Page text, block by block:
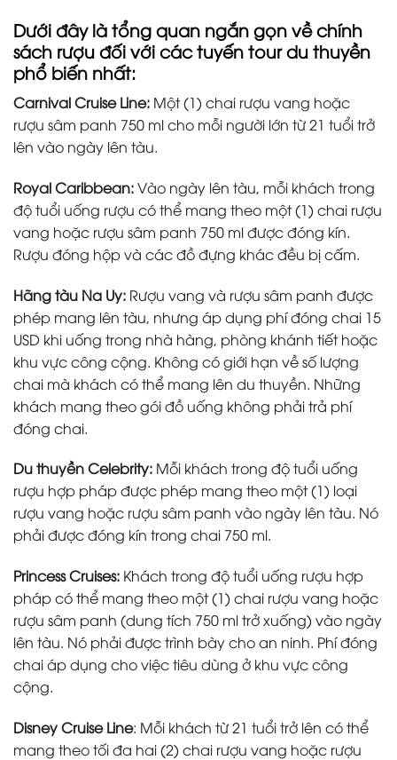
Dưới đây là tổng quan ngắn gọn về chính
sách rượu đối với các tuyến tour du thuyền
phổ biến nhất:
Carnival Cruise Line: Một (1) chai rượu vang hoặc
rượu sâm panh 750 ml cho mỗi người lớn từ 21 tuổi trở
lên vào ngày lên tàu.
Royal Caribbean:Vào ngày lên tàu, mỗi khách trong
độ tuổi uống rượu có thể mang theo một (1) chai rượu
vang hoặc rượu sâm panh 750 ml được đóng kín.
Rượu đóng hộp và các đồ đựng khác đều bị cấm.
Hãng tàu Na Uy: Rượu vang và rượu sâm panh được
phép mang lên tàu, nhưng áp dụng phí đóng chai 15
USD khi uống trong nhà hàng, phòng khánh tiết hoặc
khu vực công cộng. Không có giới hạn về số lượng
chai mà khách có thể mang lên du thuyền. Những
khách mang theo gói đồ uống không phải trả phí
đóng chai.
Du thuyền Celebrity: Mỗi khách trong độ tuổi uống
rượu hợp pháp được phép mang theo một (1) loại
rượu vang hoặc rượu sâm panh vào ngày lên tàu. Nó
phải được đóng kín trong chai 750 ml.
Princess Cruises: Khách trong độ tuổi uống rượu hợp
pháp có thể mang theo một (1) chai rượu vang hoặc
rượu sâm panh (dung tích 750 ml trở xuống) vào ngày
lên tàu. Nó phải được trình bày cho an ninh. Phí đóng
chai áp dụng cho việc tiêu dùng ở khu vực công
cộng.
Disney Cruise Line: Mỗi khách từ 21 tuổi trở lên có thể
mang theo tối đa hai (2) chai rượu vang hoặc rượu